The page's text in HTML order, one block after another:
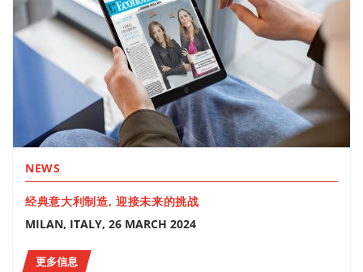
NEWS
经典意大利制造, 迎接未来的挑战
MILAN, ITALY, 26 MARCH 2024
更多信息